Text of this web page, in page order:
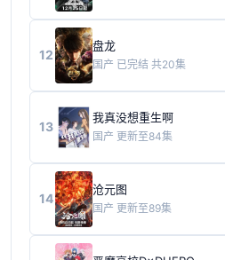
12
盘龙
国产 已完结 共20集
13
我真没想重生啊
国产 更新至84集
14
沧元图
国产 更新至89集